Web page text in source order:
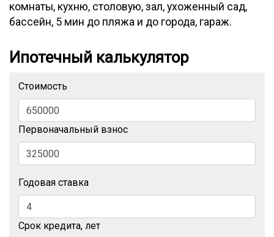
комнаты, кухню, столовую, зал, ухоженный сад,
бассейн, 5 мин до пляжа и до города, гараж.
Ипотечный калькулятор
Стоимость
Первоначальный взнос
Годовая ставка
Срок кредита, лет